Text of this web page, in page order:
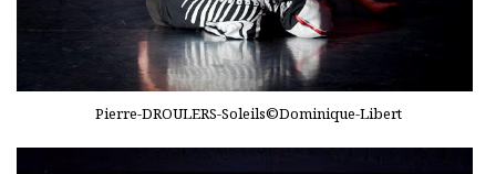
Pierre-DROULERS-Soleils©Dominique-Libert